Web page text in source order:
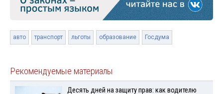
авто транспорт льготы образование Госдума
Рекомендуемые материалы
Десять дней на защиту прав: как водителю